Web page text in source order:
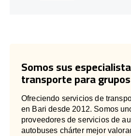
Somos sus
transporte para
Ofreciendo servicios de
en Bari desde 2012. Somos
proveedores de servicios de
autobuses chárter mejor